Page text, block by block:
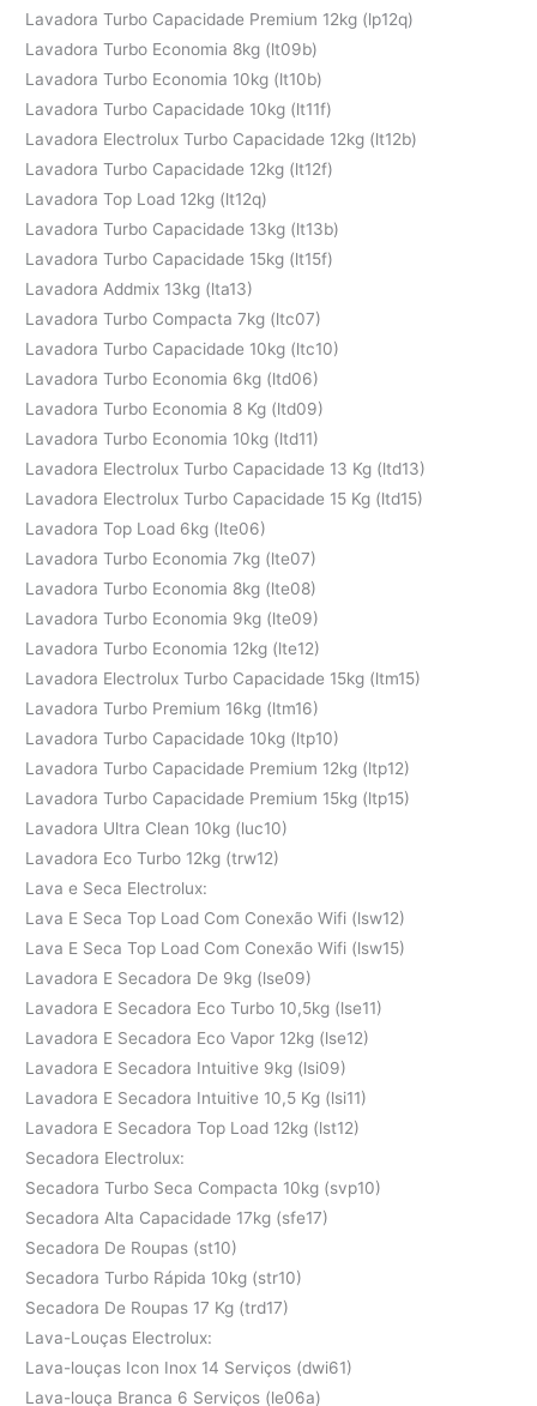
Lavadora Turbo Capacidade Premium 12kg (lp12q)
Lavadora Turbo Economia 8kg (lt09b)
Lavadora Turbo Economia 10kg (lt10b)
Lavadora Turbo Capacidade 10kg (lt11f)
Lavadora Electrolux Turbo Capacidade 12kg (lt12b)
Lavadora Turbo Capacidade 12kg (lt12f)
Lavadora Top Load 12kg (lt12q)
Lavadora Turbo Capacidade 13kg (lt13b)
Lavadora Turbo Capacidade 15kg (lt15f)
Lavadora Addmix 13kg (lta13)
Lavadora Turbo Compacta 7kg (ltc07)
Lavadora Turbo Capacidade 10kg (ltc10)
Lavadora Turbo Economia 6kg (ltd06)
Lavadora Turbo Economia 8 Kg (ltd09)
Lavadora Turbo Economia 10kg (ltd11)
Lavadora Electrolux Turbo Capacidade 13 Kg (ltd13)
Lavadora Electrolux Turbo Capacidade 15 Kg (ltd15)
Lavadora Top Load 6kg (lte06)
Lavadora Turbo Economia 7kg (lte07)
Lavadora Turbo Economia 8kg (lte08)
Lavadora Turbo Economia 9kg (lte09)
Lavadora Turbo Economia 12kg (lte12)
Lavadora Electrolux Turbo Capacidade 15kg (ltm15)
Lavadora Turbo Premium 16kg (ltm16)
Lavadora Turbo Capacidade 10kg (ltp10)
Lavadora Turbo Capacidade Premium 12kg (ltp12)
Lavadora Turbo Capacidade Premium 15kg (ltp15)
Lavadora Ultra Clean 10kg (luc10)
Lavadora Eco Turbo 12kg (trw12)
Lava e Seca Electrolux:
Lava E Seca Top Load Com Conexão Wifi (lsw12)
Lava E Seca Top Load Com Conexão Wifi (lsw15)
Lavadora E Secadora De 9kg (lse09)
Lavadora E Secadora Eco Turbo 10,5kg (lse11)
Lavadora E Secadora Eco Vapor 12kg (lse12)
Lavadora E Secadora Intuitive 9kg (lsi09)
Lavadora E Secadora Intuitive 10,5 Kg (lsi11)
Lavadora E Secadora Top Load 12kg (lst12)
Secadora Electrolux:
Secadora Turbo Seca Compacta 10kg (svp10)
Secadora Alta Capacidade 17kg (sfe17)
Secadora De Roupas (st10)
Secadora Turbo Rápida 10kg (str10)
Secadora De Roupas 17 Kg (trd17)
Lava-Louças Electrolux:
Lava-louças Icon Inox 14 Serviços (dwi61)
Lava-louça Branca 6 Serviços (le06a)